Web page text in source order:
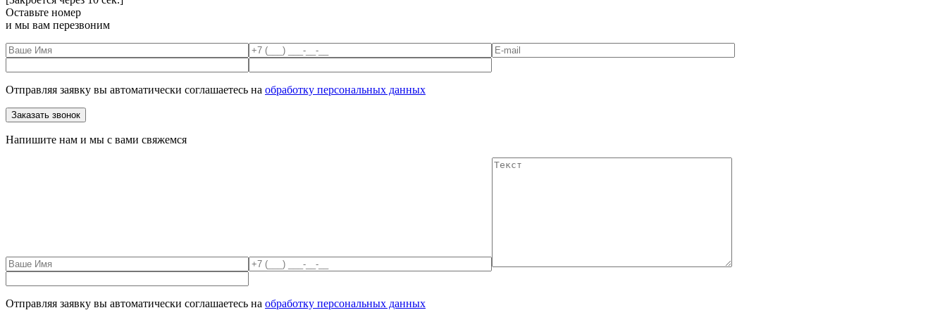
Оставьте номер
и мы вам перезвоним
Отправляя заявку вы автоматически соглашаетесь на обработку персональных данных
Напишите нам и мы с вами свяжемся
Отправляя заявку вы автоматически соглашаетесь на обработку персональных данных